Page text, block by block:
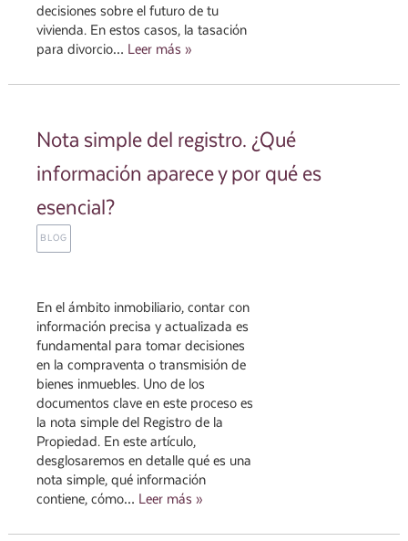
decisiones sobre el futuro de tu
vivienda. En estos casos, la tasación
para divorcio… Leer más »
Nota simple del registro. ¿Qué
información aparece y por qué es
esencial?
BLOG
En el ámbito inmobiliario, contar con
información precisa y actualizada es
fundamental para tomar decisiones
en la compraventa o transmisión de
bienes inmuebles. Uno de los
documentos clave en este proceso es
la nota simple del Registro de la
Propiedad. En este artículo,
desglosaremos en detalle qué es una
nota simple, qué información
contiene, cómo… Leer más »